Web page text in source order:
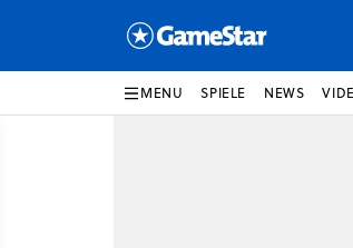
MENU SPIELE NEWS